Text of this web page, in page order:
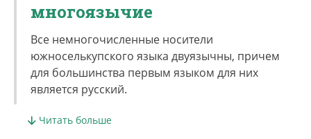
многоязычие
Все немногочисленные носители
южноселькупского языка двуязычны, причем
для большинства первым языком для них
является русский.
Южноселькупский контактировал с хантыйским,
Читать больше